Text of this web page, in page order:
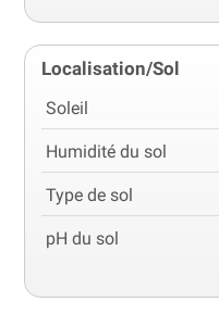
Localisation/Sol
Soleil
Humidité du sol
Type de sol
pH du sol